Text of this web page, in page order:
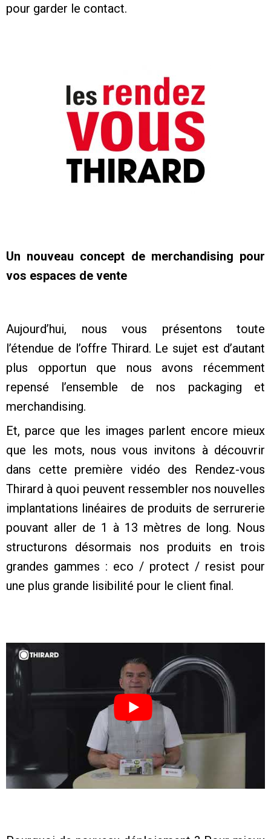
pour garder le contact.
Un nouveau concept de merchandising pour
vos espaces de vente
Aujourd’hui, nous vous présentons toute
l’étendue de l’offre Thirard. Le sujet est d’autant
plus opportun que nous avons récemment
repensé l’ensemble de nos packaging et
merchandising.
Et, parce que les images parlent encore mieux
que les mots, nous vous invitons à découvrir
dans cette première vidéo des Rendez-vous
Thirard à quoi peuvent ressembler nos nouvelles
implantations linéaires de produits de serrurerie
pouvant aller de 1 à 13 mètres de long. Nous
structurons désormais nos produits en trois
grandes gammes : eco / protect / resist pour
une plus grande lisibilité pour le client final.